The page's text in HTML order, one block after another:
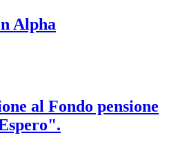
Alpha
al Fondo pensione